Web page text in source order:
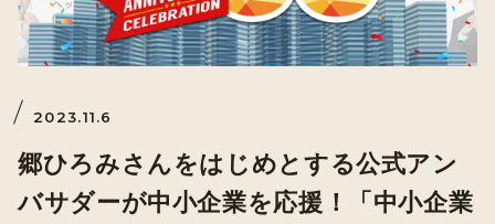
2023.11.6
郷ひろみさんをはじめとする公式アン
バサダーが中小企業を応援！「中小企業